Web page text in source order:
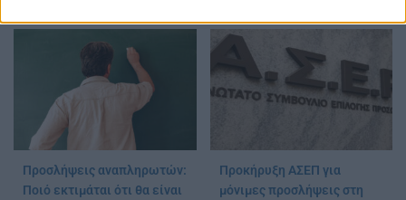
Προσλήψεις αναπληρωτών:
Ποιό εκτιμάται ότι θα είναι
Προκήρυξη ΑΣΕΠ για
μόνιμες προσλήψεις στη